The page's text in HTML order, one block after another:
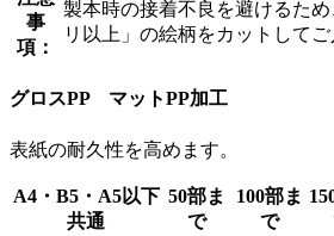
事
項：
製本時の接着不良を避けるため
リ以上」の絵柄をカットしてご
グロスPP マットPP加工
表紙の耐久性を高めます。
A4・B5・A5以下
共通
50部ま
で
100部ま
で